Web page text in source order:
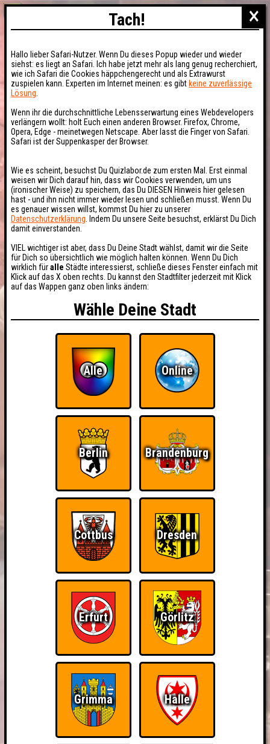
×
Tach!
Hallo lieber Safari-Nutzer. Wenn Du dieses Popup wieder und wieder
siehst: es liegt an Safari. Ich habe jetzt mehr als lang genug recherchiert,
wie ich Safari die Cookies häppchengerecht und als Extrawurst
zuspielen kann. Experten im Internet meinen: es gibt keine zuverlässige
Lösung
Wenn ihr die durchschnittliche Lebensserwartung eines Webdevelopers
verlängern wollt: holt Euch einen anderen Browser. Firefox, Chrome,
Opera, Edge - meinetwegen Netscape. Aber lasst die Finger von Safari.
Safari ist der Suppenkasper der Browser.
Wie es scheint, besuchst Du Quizlabor.de zum ersten Mal. Erst einmal
weisen wir Dich darauf hin, dass wir Cookies verwenden, um uns
(ironischer Weise) zu speichern, das Du DIESEN Hinweis hier gelesen
hast - und ihn nicht immer wieder lesen und schließen musst. Wenn Du
es genauer wissen willst, kommst Du hier zu unserer
Datenschutzerklärung . Indem Du unsere Seite besuchst, erklärst Du Dich
damit einverstanden.
VIEL wichtiger ist aber, dass Du Deine Stadt wählst, damit wir die Seite
für Dich so übersichtlich wie möglich halten können. Wenn Du Dich
wirklich füralle Städte interessierst, schließe dieses Fenster einfach mit
Klick auf das X oben rechts. Du kannst den Stadtfilter jederzeit mit Klick
auf das Wappen ganz oben links ändern:
Wähle Deine Stadt
Alle Online
Berlin Brandenburg
Cottbus Dresden
Erfurt Görlitz
Grimma Halle